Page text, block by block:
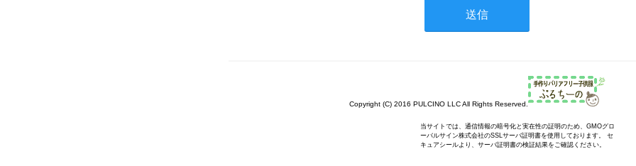
Copyright (C) 2016 PULCINO LLC All Rights Reserved.
当サイトでは、通信情報の暗号化と実在性の証明のため、GMOグロ
ーバルサイン株式会社のSSLサーバ証明書を使用しております。 セ
キュアシールより、サーバ証明書の検証結果をご確認ください。